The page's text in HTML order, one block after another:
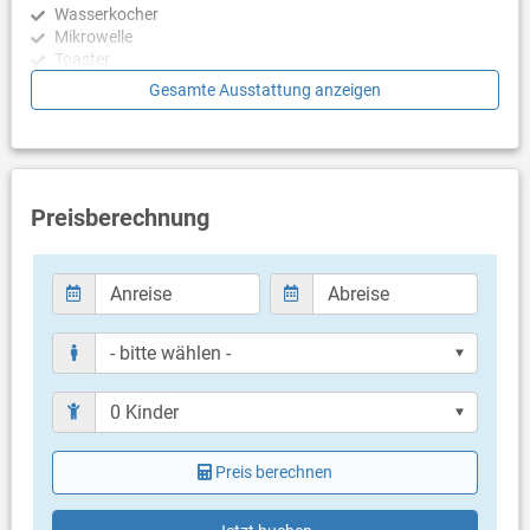
wird ergänzt durch eine Außendusche, einen überdachten
Essbereich mit Grill (geeignet für Holz- oder Holzkohlegrill) sowie
eine Tischtennisplatte im Freien für unterhaltsame Stunden. Im
Inneren verfügt das Erdgeschoss über einen großzügigen 60 m2
großen Wohnbereich, der vollständig klimatisiert ist.
Dieser umfasst eine voll ausgestattete Küche mit Kochinsel,
einem bequemen Sofa, das sich in ein Schlafsofa für zwei
PlayStation 5 ausgestattet und bietet Unterhaltung für alle
Altersgruppen. Ein separates Gäste-WC mit Waschbecken sowie
eine Wasch- und Trocknerecke mit Waschmaschine und
Wäschetrockner sorgen für zusätzlichen Komfort.
jeweils eigenem Bad. Schlafzimmer Nr. 1 verfügt über eine
Wohnfläche von 19,4 m2 und ist mit einem Kingsize-Bett (180 ×
200 cm) ausgestattet. Es bietet Meerblick sowie ein
Badezimmer mit Dusche. Schlafzimmer Nr. 2 ist mit 24 m2
etwas größer und verfügt ebenfalls über ein Kingsize-Bett (180 ×
200 cm), einen begehbaren Kleiderschrank, einen Smart-TV
Wasserkocher
Mikrowelle
Toaster
Geschirrspülmaschine
Schlafzimmer mit Doppelbett
Schlafzimmer mit Doppelbett
Schlafzimmer mit Doppelbett
Badezimmer
Bad mit WC, Dusche
Bad mit WC, Dusche
Bad mit WC, Dusche
Bad mit WC, Dusche
Nur separate Toilette (Gäste WC)
Liegen
eigene Terrasse
Gesamte Ausstattung anzeigen
Preisberechnung
Preis berechnen